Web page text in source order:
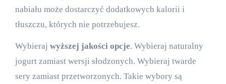
nabiału może dostarczyć dodatkowych kalorii i
tłuszczu, których nie potrzebujesz.
Wybieraj wyższej jakości opcje. Wybieraj naturalny
jogurt zamiast wersji słodzonych. Wybieraj twarde
sery zamiast przetworzonych. Takie wybory są